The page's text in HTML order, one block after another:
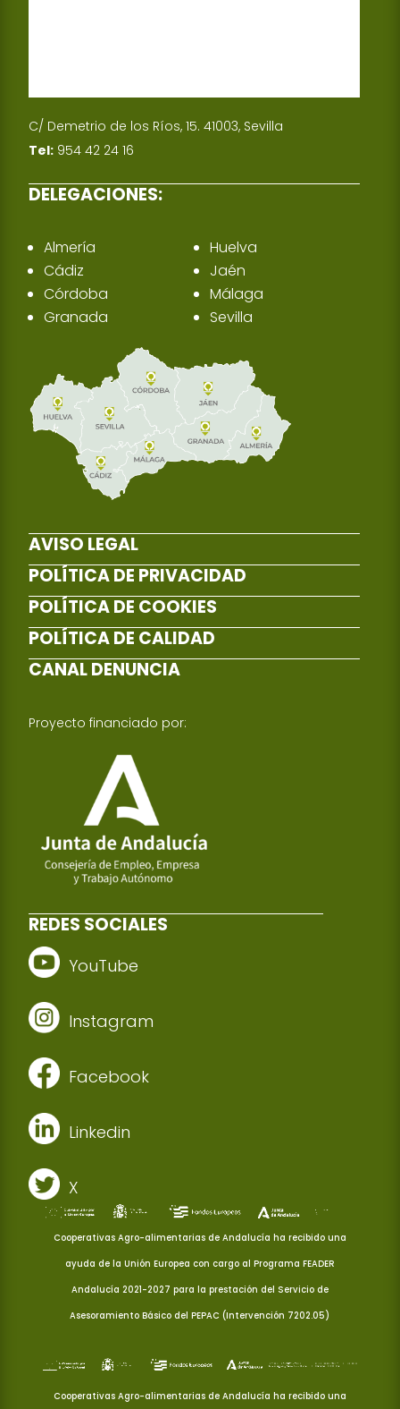
C/ Demetrio de los Ríos, 15. 41003, Sevilla
Tel: 954 42 24 16
DELEGACIONES:
Almería
Cádiz
Córdoba
Granada
Huelva
Jaén
Málaga
Sevilla
AVISO LEGAL
POLÍTICA DE PRIVACIDAD
POLÍTICA DE COOKIES
POLÍTICA DE CALIDAD
CANAL DENUNCIA
Proyecto financiado por:
REDES SOCIALES
YouTube
Instagram
Facebook
Linkedin
X
Cooperativas Agro-alimentarias de Andalucía ha recibido una
ayuda de la Unión Europea con cargo al Programa FEADER
Andalucía 2021-2027 para la prestación del Servicio de
Asesoramiento Básico del PEPAC (Intervención 7202.05)
Cooperativas Agro-alimentarias de Andalucía ha recibido una